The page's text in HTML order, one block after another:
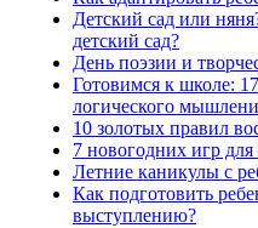
Детский сад или
детский сад?
День поэзии и
Готовимся к школе:
логического
10 золотых правил
7 новогодних игр
Летние каникулы с
Как подготовить
выступлению?